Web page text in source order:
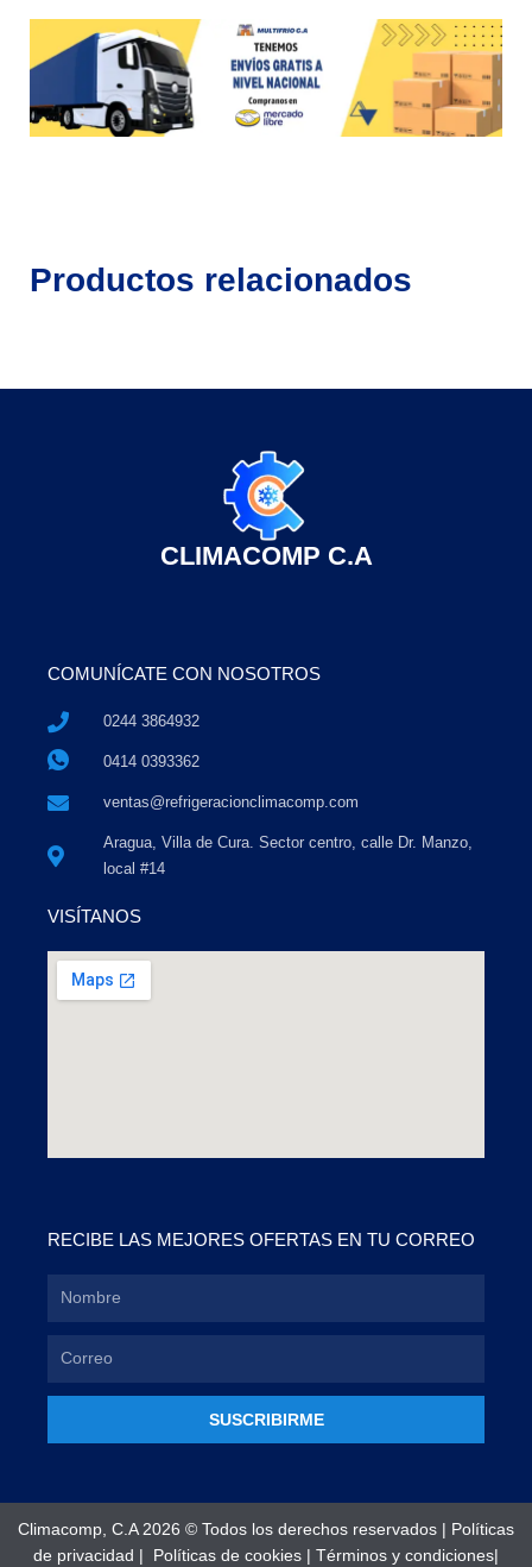
Productos relacionados
CLIMACOMP C.A
COMUNÍCATE CON NOSOTROS
0244 3864932
0414 0393362
ventas@refrigeracionclimacomp.com
Aragua, Villa de Cura. Sector centro, calle Dr. Manzo,
local #14
VISÍTANOS
RECIBE LAS MEJORES OFERTAS EN TU CORREO
SUSCRIBIRME
Climacomp, C.A 2026 © Todos los derechos reservados | Políticas
de privacidad | Políticas de cookies | Términos y condiciones|